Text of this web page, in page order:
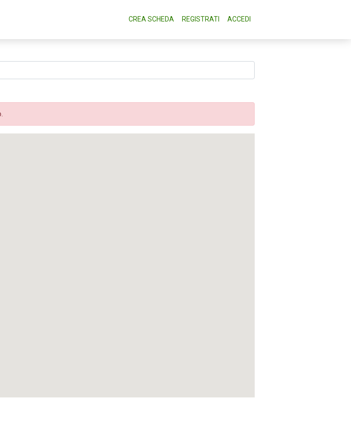
CREA SCHEDA REGISTRATI ACCEDI